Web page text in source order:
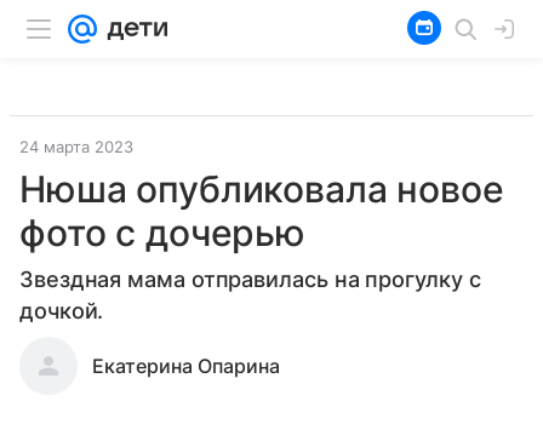
24 марта 2023
Нюша опубликовала новое
фото с дочерью
Звездная мама отправилась на прогулку с
дочкой.
Екатерина Опарина